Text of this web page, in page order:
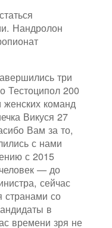
Нандролон
три
Тестоципол 200
команд
Викуся 27
Вам за то,
с нами
с 2015
— до
сейчас
странами со
в
времени зря не